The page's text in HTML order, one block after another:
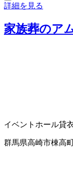
詳細を見る
家族葬のア
イベントホール貸
群馬県高崎市棟高